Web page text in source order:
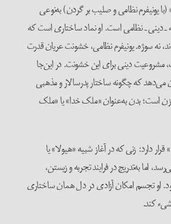
(با یونیفرم نظامی و صلیب بر گردن) به‌نوعی
ـ دینی ـ نظامی است. او نماد ساختاری است که
نه سوژه. یونیفرم نظامی، خشونت عریان قدرت
مشروعیت دینی برای این خشونت. در این‌جا
که چگونه ساختار پدرسالار و مذهبی
زن است؛ بدن به‌عنوان «ملک خدا» یا «ملک
قرار دارد: زنی که در آغاز شبیه «هیولا» یا
اما به‌تدریج در فرایند تجربه و زیستن،
او تجسم امکان آزادی در دل همان ساختاری
کند.